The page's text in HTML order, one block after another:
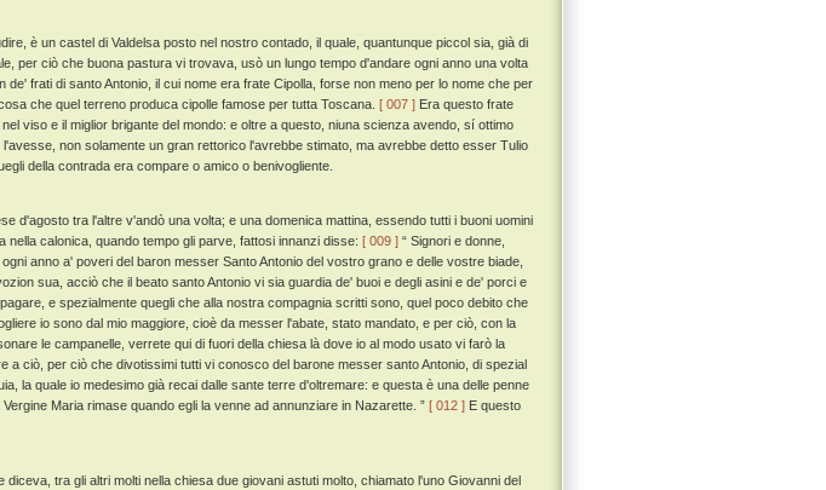
è un castel di Valdelsa posto nel nostro contado, il quale, quantunque piccol sia, già di
per ciò che buona pastura vi trovava, usò un lungo tempo d'andare ogni anno una volta
de' frati di santo Antonio, il cui nome era frate Cipolla, forse non meno per lo nome che per
che quel terreno produca cipolle famose per tutta Toscana. [ 007 ] Era questo frate
viso e il miglior brigante del mondo: e oltre a questo, niuna scienza avendo, sí ottimo
non solamente un gran rettorico l'avrebbe stimato, ma avrebbe detto esser Tulio
della contrada era compare o amico o benivogliente.
d'agosto tra l'altre v'andò una volta; e una domenica mattina, essendo tutti i buoni uomini
nella calonica, quando tempo gli parve, fattosi innanzi disse: [ 009 ] “ Signori e donne,
anno a' poveri del baron messer Santo Antonio del vostro grano e delle vostre biade,
sua, acciò che il beato santo Antonio vi sia guardia de' buoi e degli asini e de' porci e
e spezialmente quegli che alla nostra compagnia scritti sono, quel poco debito che
io sono dal mio maggiore, cioè da messer l'abate, stato mandato, e per ciò, con la
le campanelle, verrete qui di fuori della chiesa là dove io al modo usato vi farò la
a ciò, per ciò che divotissimi tutti vi conosco del barone messer santo Antonio, di spezial
la quale io medesimo già recai dalle sante terre d'oltremare: e questa è una delle penne
Maria rimase quando egli la venne ad annunziare in Nazarette. ” [ 012 ] E questo
diceva, tra gli altri molti nella chiesa due giovani astuti molto, chiamato l'uno Giovanni del